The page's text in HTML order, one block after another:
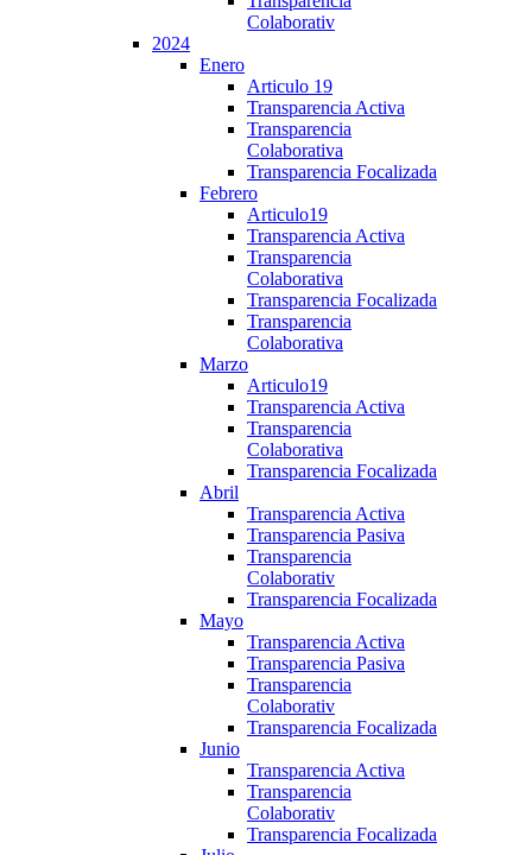
Colaborativ
2024
Enero
Articulo 19
Transparencia Activa
Transparencia
Colaborativa
Transparencia Focalizada
Febrero
Articulo19
Transparencia Activa
Transparencia
Colaborativa
Transparencia Focalizada
Transparencia
Colaborativa
Marzo
Articulo19
Transparencia Activa
Transparencia
Colaborativa
Transparencia Focalizada
Abril
Transparencia Activa
Transparencia Pasiva
Transparencia
Colaborativ
Transparencia Focalizada
Mayo
Transparencia Activa
Transparencia Pasiva
Transparencia
Colaborativ
Transparencia Focalizada
Junio
Transparencia Activa
Transparencia
Colaborativ
Transparencia Focalizada